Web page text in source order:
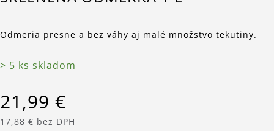
Odmeria presne a bez váhy aj malé množstvo tekutiny.
> 5 ks skladom
21,99 €
17,88 € bez DPH